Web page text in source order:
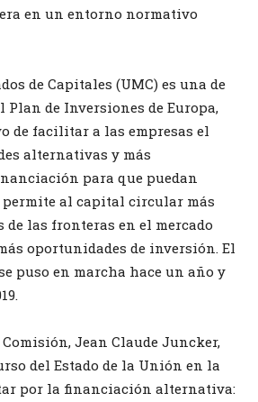
en un entorno normativo
de Capitales (UMC) es una de
Plan de Inversiones de Europa,
de facilitar a las empresas el
alternativas y más
para que puedan
permite al capital circular más
de las fronteras en el mercado
oportunidades de inversión. El
puso en marcha hace un año y
Jean Claude Juncker,
del Estado de la Unión en la
por la financiación alternativa: